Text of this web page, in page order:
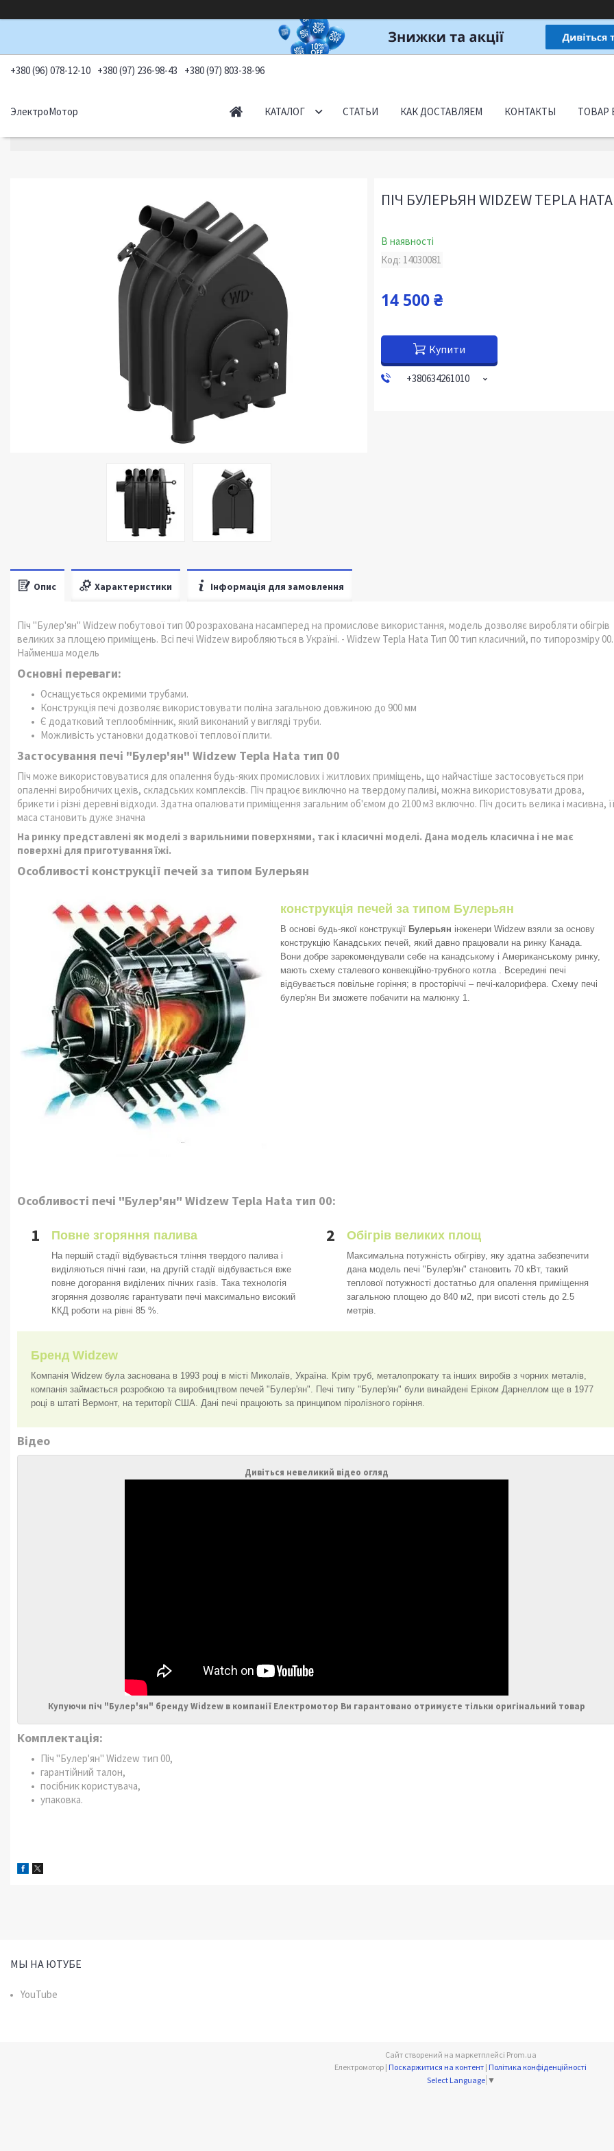
+380 (96) 078-12-10 +380 (97) 236-98-43 +380 (97) 803-38-96
ЭлектроМотор КАТАЛОГ СТАТЬИ КАК ДОСТАВЛЯЕМ КОНТАКТЫ ТОВАР
ПІЧ БУЛЕРЬЯН WIDZEW TEPLA
В наявності
Код: 14030081
14 500 ₴
Купити
+380634261010
Опис Характеристики Інформація для замовлення
Піч "Булер'ян" Widzew побутової тип 00 розрахована насамперед на промислове використання, модель дозволяє виробляти обігрів
великих за площею приміщень. Всі печі Widzew виробляються в Україні. - Widzew Tepla Hata Тип 00 тип класичний, по типорозміру 00.
Найменша модель
Основні переваги:
Оснащується окремими трубами.
Конструкція печі дозволяє використовувати поліна загальною довжиною до 900 мм
Є додатковий теплообмінник, який виконаний у вигляді труби.
Можливість установки додаткової теплової плити.
Застосування печі "Булер'ян" Widzew Tepla Hata тип 00
Піч може використовуватися для опалення будь-яких промислових і житлових приміщень, що найчастіше застосовується при
опаленні виробничих цехів, складських комплексів. Піч працює виключно на твердому паливі, можна використовувати дрова,
брикети і різні деревні відходи. Здатна опалювати приміщення загальним об'ємом до 2100 м3 включно. Піч досить велика і масивна,
маса становить дуже значна
На ринку представлені як моделі з варильними поверхнями, так і класичні моделі. Дана модель класична і не має
поверхні для приготування їжі.
Особливості конструкції печей за типом Булерьян
конструкція печей за типом Булерьян
В основі будь-якої конструкції Булерьян інженери Widzew взяли за основу
конструкцію Канадських печей, який давно працювали на ринку Канада.
Вони добре зарекомендували себе на канадському і Американському ринку,
мають схему сталевого конвекційно-трубного котла . Всередині печі
відбувається повільне горіння; в просторіччі – печі-калорифера. Схему печі
булер'ян Ви зможете побачити на малюнку 1.
Особливості печі "Булер'ян" Widzew Tepla Hata тип 00:
1 Повне згоряння палива
На першій стадії відбувається тління твердого палива і
виділяються пічні гази, на другій стадії відбувається вже
повне догорання виділених пічних газів. Така технологія
згоряння дозволяє гарантувати печі максимально високий
ККД роботи на рівні 85 %.
2 Обігрів великих площ
Максимальна потужність обігріву, яку здатна забезпечити
дана модель печі "Булер'ян" становить 70 кВт, такий
теплової потужності достатньо для опалення приміщення
загальною площею до 840 м2, при висоті стель до 2.5
метрів.
Бренд Widzew
Компанія Widzew була заснована в 1993 році в місті Миколаїв, Україна. Крім труб, металопрокату та інших виробів з чорних металів,
компанія займається розробкою та виробництвом печей "Булер'ян". Печі типу "Булер'ян" були винайдені Еріком Дарнеллом ще в 1977
році в штаті Вермонт, на території США. Дані печі працюють за принципом піролізного горіння.
Відео
Дивіться невеликий відео огляд
Купуючи піч "Булер'ян" бренду Widzew в компанії Електромотор Ви гарантовано отримуєте тільки оригінальний товар
Комплектація:
Піч "Булер'ян" Widzew тип 00,
гарантійний талон,
посібник користувача,
упаковка.
МЫ НА ЮТУБЕ
YouTube
Сайт створений на маркетплейсі Prom.ua
Електромотор | Поскаржитися на контент | Політика конфіденційності
Select Language ▼